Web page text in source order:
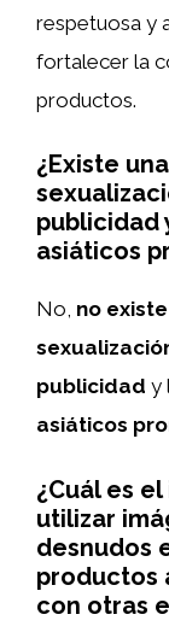
respetuosa y
fortalecer la
productos.
¿Existe
publicidad
asiáticos
No, no
publicidad y
asiáticos
¿Cuál es
utilizar
desnudos
productos
con otras